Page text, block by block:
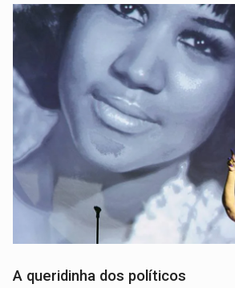
A queridinha dos políticos